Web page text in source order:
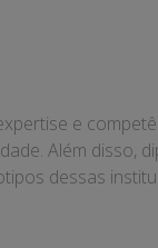
e
Além disso,
dessas